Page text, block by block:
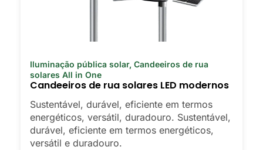
Iluminação pública solar, Candeeiros de rua
solares All in One
Candeeiros de rua solares LED modernos
Sustentável, durável, eficiente em termos
energéticos, versátil, duradouro. Sustentável,
durável, eficiente em termos energéticos,
versátil e duradouro.